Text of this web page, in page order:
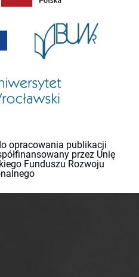
opracowania publikacji
przez Unię
Funduszu Rozwoju